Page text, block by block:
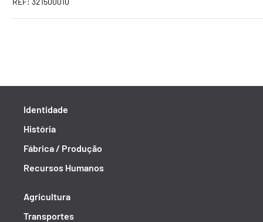
Identidade
História
Fábrica / Produção
Recursos Humanos
Agricultura
Transportes